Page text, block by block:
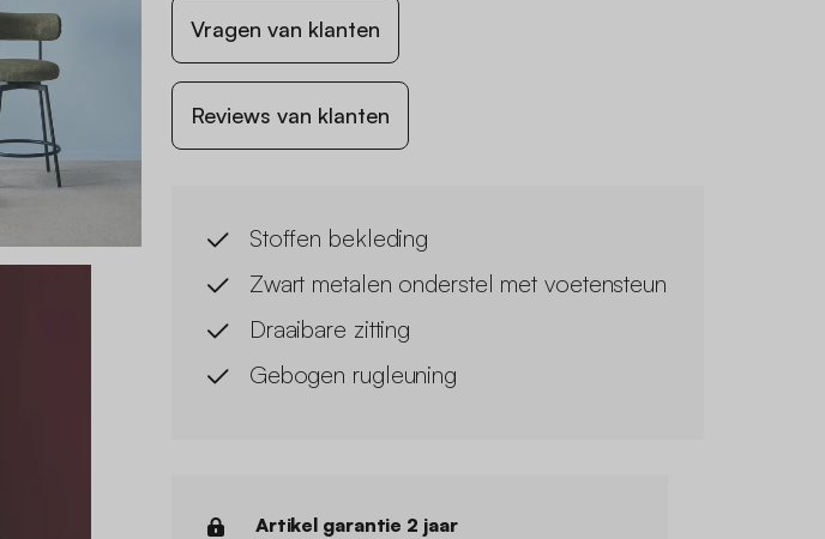
Vragen van klanten
Reviews van klanten
Stoffen bekleding
Zwart metalen onderstel met voetensteun
Draaibare zitting
Gebogen rugleuning
Artikel garantie 2 jaar